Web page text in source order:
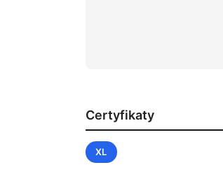
Certyfikaty
XL